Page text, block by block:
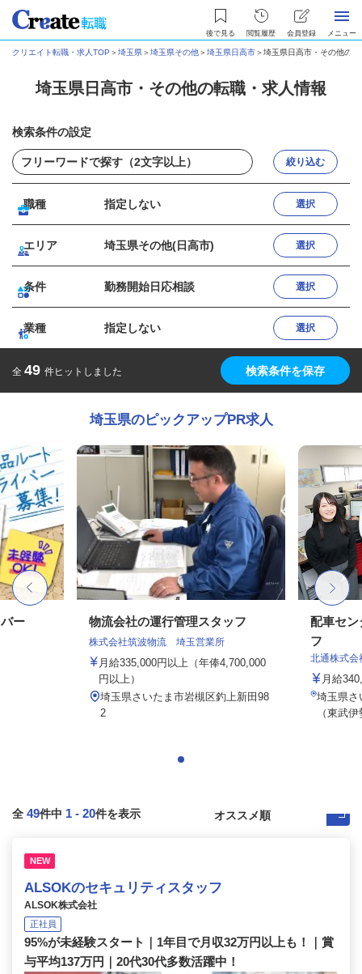
後で見る 閲覧履歴 会員登録 メニュー
クリエイト転職・求人TOP ＞埼玉県＞埼玉県その他＞埼玉県日高市＞埼玉県日高市・その他の
埼玉県日高市・その他の転職・求人情報
検索条件の設定
絞り込む
職種 指定しない 選択
エリア 埼玉県その他(日高市) 選択
条件 勤務開始日応相談 選択
業種 指定しない 選択
全 49 件ヒットしました 検索条件を保存
埼玉県のピックアップPR求人
ー 物流会社の運行管理スタッフ
株式会社筑波物流 埼玉営業所
月給335,000円以上（年俸4,700,000
円以上）
埼玉県さいたま市岩槻区釣上新田98
2
配車セン
フ
北通株式会
月給
埼玉県さ
（東武
全 49件中 1 - 20件を表示
NEW
ALSOKのセキュリティスタッフ
ALSOK株式会社
正社員
95%が未経験スタート｜1年目で月収32万円以上も！｜賞
与平均137万円｜20代30代多数活躍中！